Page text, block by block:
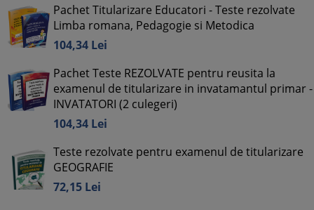
Pachet Titularizare Educatori - Teste rezolvate
Limba romana, Pedagogie si Metodica
104,34 Lei
Pachet Teste REZOLVATE pentru reusita la
examenul de titularizare in invatamantul primar -
INVATATORI (2 culegeri)
104,34 Lei
Teste rezolvate pentru examenul de titularizare
GEOGRAFIE
72,15 Lei